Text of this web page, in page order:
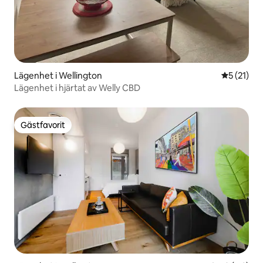
Lägenhet i Wellington 5 av 5 i
5 (21)
Lägenhet i hjärtat av Welly CBD
Gästfavorit
Gästfavorit